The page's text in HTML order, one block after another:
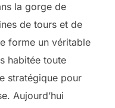
la gorge de
de tours et de
forme un véritable
habitée toute
stratégique pour
Aujourd’hui